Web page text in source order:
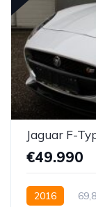
Jaguar F-
€49.990
2016